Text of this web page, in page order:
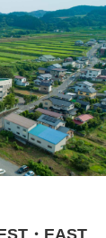
・EAST